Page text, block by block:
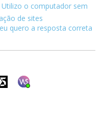
Utilizo o computador sem
de sites
quero a resposta correta